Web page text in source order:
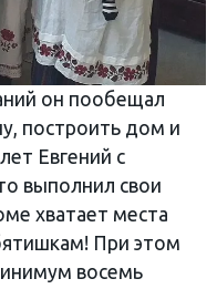
он пообещал
построить дом и
Евгений с
выполнил свои
хватает места
При этом
восемь